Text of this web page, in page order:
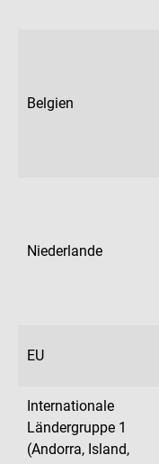
Belgien
Niederlande
EU
Internationale
Ländergruppe 1
(Andorra, Island,